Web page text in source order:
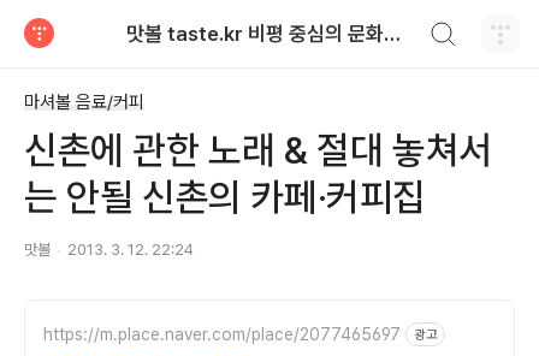
맛볼 taste.kr 비평 중심의 문화적 기호 · 맛 · 향기 리뷰
마셔볼 음료/커피
신촌에 관한 노래 & 절대 놓쳐서
는 안될 신촌의 카페·커피집
맛볼 2013. 3. 12. 22:24
https://m.place.naver.com/place/2077465697 광고